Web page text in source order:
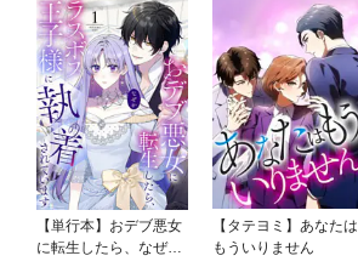
【単行本】おデブ悪女
に転生したら、なぜか
【タテヨミ】あなたは
もういりません